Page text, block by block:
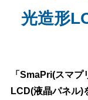
光造形
「SmaPri(スマ
LCD(液晶パネル)